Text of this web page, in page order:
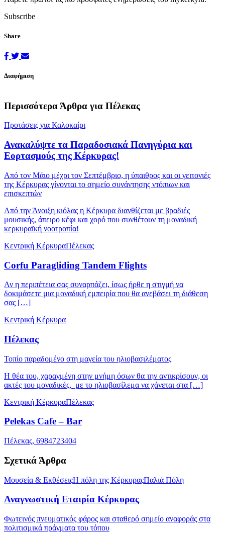
Subscribe
Share
Διαφήμιση
Περισσότερα Άρθρα για Πέλεκας
Προτάσεις για Καλοκαίρι
Ανακαλύψτε τα Παραδοσιακά Πανηγύρια και
Εορτασμούς της Κέρκυρας!
Από τον Μάιο μέχρι τον Σεπτέμβριο, η ύπαιθρος και οι γειτονιές
της Κέρκυρας γίνονται το σημείο συνάντησης ντόπιων και
επισκεπτών
Από την Άνοιξη κιόλας η Κέρκυρα διανθίζεται με βραδιές
μουσικής, άπειρο κέφι και χορό που συνθέτουν τη μοναδική
κερκυραϊκή νοοτροπία!
Κεντρική ΚέρκυραΠέλεκας
Corfu Paragliding Tandem Flights
Αν η περιπέτεια σας συναρπάζει, ίσως ήρθε η στιγμή να
δοκιμάσετε μια μοναδική εμπειρία που θα ανεβάσει τη διάθεση
σας […]
Κεντρική Κέρκυρα
Πέλεκας
Τοπίο παραδομένο στη μαγεία του ηλιοβασιλέματος
Η θέα του, χαραγμένη στην μνήμη όσων θα την αντικρίσουν, οι
ακτές του μοναδικές, με το ηλιοβασίλεμα να χάνεται στα […]
Κεντρική ΚέρκυραΠέλεκας
Pelekas Cafe – Bar
Πέλεκας, 6984723404
Σχετικά Άρθρα
Μουσεία & ΕκθέσειςΗ πόλη της ΚέρκυραςΠαλιά Πόλη
Αναγνωστική Εταιρία Κέρκυρας
Φωτεινός πνευματικός φάρος και σταθερό σημείο αναφοράς στα
πολιτισμικά πράγματα του τόπου